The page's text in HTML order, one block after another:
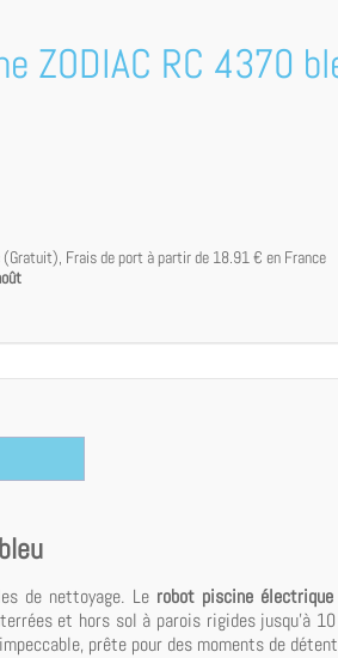
ZODIAC RC 4370
(Gratuit), Frais de port à partir de 18.91 € en France
de nettoyage. Le robot piscine
et hors sol à parois rigides jusqu'à
prête pour des moments de